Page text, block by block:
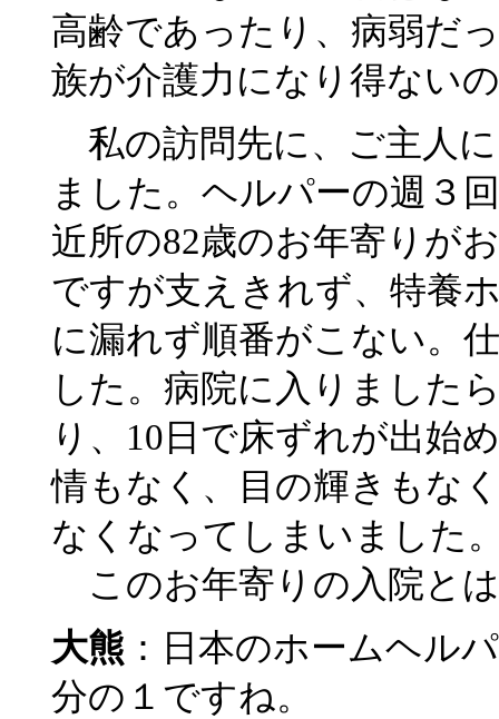
高齢であったり、病弱だ
族が介護力になり得ない
私の訪問先に、ご主人
ました。ヘルパーの週３
近所の82歳のお年寄りが
ですが支えきれず、特養
に漏れず順番がこない。
した。病院に入りました
り、10日で床ずれが出始
情もなく、目の輝きもな
なくなってしまいました
このお年寄りの入院と
大熊 ：日本のホームヘル
分の１ですね。